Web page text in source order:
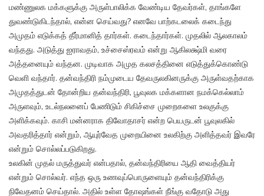
மண்ணுலக மக்களுக்கு அருள்பாலிக்க வேண்டிய தேவர்கள், தாங்களே
துவண்டுகிடந்தால், என்ன செய்வது? எனவே பாற்கடலைக் கடைந்து
அமுதம் எடுக்கத் தீர்மானித் தார்கள். கடைந்தார்கள். முதலில் ஆலகாலம்
வந்தது. அடுத்து ஐராவதம், உச்சைஸ்ரவம் என்று ஆகிலக்ஷ்மி வரை
அத்தனையும் வந்தன. முடிவாக அமுத கலசத்தினை எடுத்துக்கொண்டு
வெளி வந்தார். தன்வந்திரி நம்முடைய தேவருலகினருக்கு அருள்வதற்காக
அமுதத்துடன் தோன்றிய தன்வந்திரி, பூவுலக மக்களான நமக்கெல்லாம்
அருளவும், உடல்நலனைப் பேணிடும் சிகிச்சை முறைகளை உலகுக்கு
அளிக்கவும். காசி மன்னராக திவோதாசர் என்ற பெயருடன் பூவுலகில்
அவதரித்தார் என்றும், ஆயுர்வேத முறையினை உலகிற்கு அளித்தவர் இவரே
என்றும் சொல்லப்படுகிறது.
உலகின் முதல் மருத்துவர் என்பதால், தன்வந்திரியை ஆதி வைத்தியர்
என்றும் சொல்வர். எந்த ஒரு உணவுப்பொருளையும் தன்வந்திரிக்கு
நிவேதனம் செய்தால். அதில் உள்ள தோஷங்கள் நீங்கு வதோடு அது